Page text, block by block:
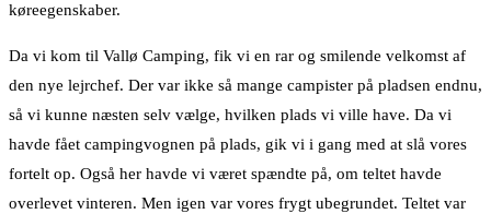
køreegenskaber.
Da vi kom til Vallø Camping, fik vi en rar og smilende velkomst af
den nye lejrchef. Der var ikke så mange campister på pladsen endnu,
så vi kunne næsten selv vælge, hvilken plads vi ville have. Da vi
havde fået campingvognen på plads, gik vi i gang med at slå vores
fortelt op. Også her havde vi været spændte på, om teltet havde
overlevet vinteren. Men igen var vores frygt ubegrundet. Teltet var